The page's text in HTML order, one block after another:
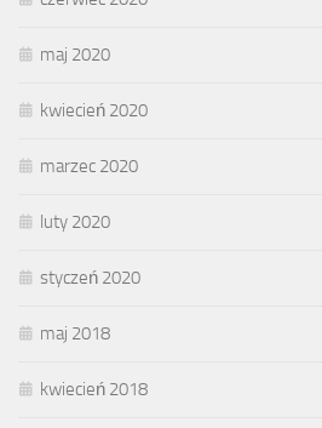
maj 2020
kwiecień 2020
marzec 2020
luty 2020
styczeń 2020
maj 2018
kwiecień 2018